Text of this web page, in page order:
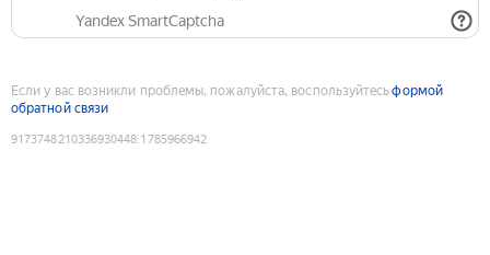
Yandex SmartCaptcha
Если у вас возникли проблемы, пожалуйста, воспользуйтесьформой
обратной связи
9173748210336930448:1785966942